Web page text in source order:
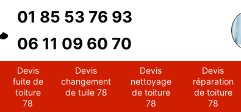
01 85 53 76 93
06 11 09 60 70
Devis
fuite de
toiture
78
Devis
changement
de tuile 78
Devis
nettoyage
de toiture
78
Devis
réparation
de toiture
78